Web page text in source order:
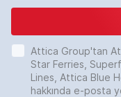
Attica Group'tan
Star Ferries,
Lines, Attica Blue
hakkında e-posta